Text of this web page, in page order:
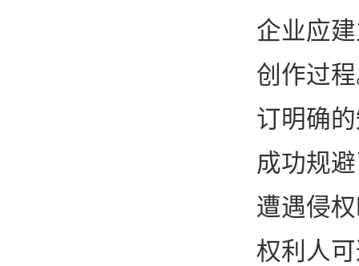
企业应
创作过
订明确
成功规
遭遇侵
权利人